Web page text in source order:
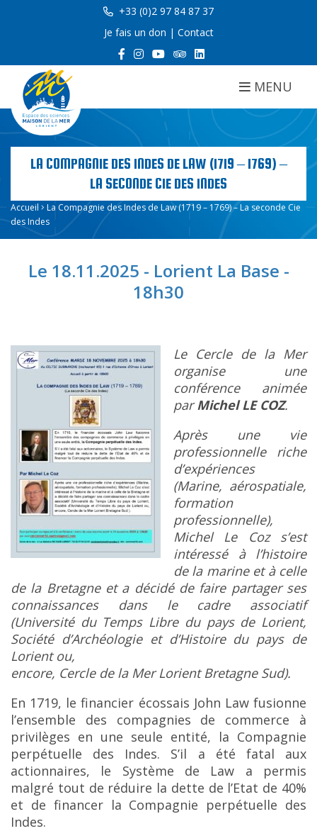
+33 (0)2 97 84 87 37
Je fais un don | Contact
MENU
LA COMPAGNIE DES INDES DE LAW (1719 – 1769) –
LA SECONDE CIE DES INDES
Accueil
La Compagnie des Indes de Law (1719 – 1769) – La seconde Cie
des Indes
Le 18.11.2025 - Lorient La Base -
18h30
Le Cercle de la Mer
organise une
conférence animée
parMichel LE COZ.
Après une vie
professionnelle riche
d’expériences
(Marine, aérospatiale,
formation
professionnelle),
Michel Le Coz s’est
intéressé à l’histoire
de la marine et à celle
de la Bretagne et a décidé de faire partager ses
connaissances dans le cadre associatif
(Université du Temps Libre du pays de Lorient,
Société d’Archéologie et d’Histoire du pays de
Lorient ou,
encore, Cercle de la Mer Lorient Bretagne Sud).
En 1719, le financier écossais John Law fusionne
l’ensemble des compagnies de commerce à
privilèges en une seule entité, la Compagnie
perpétuelle des Indes. S’il a été fatal aux
actionnaires, le Système de Law a permis
malgré tout de réduire la dette de l’Etat de 40%
et de financer la Compagnie perpétuelle des
Indes.